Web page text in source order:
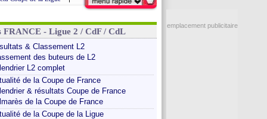
FRANCE - Ligue 2 / CdF / CdL
& Classement L2
des buteurs de L2
L2 complet
de la Coupe de France
& résultats Coupe de France
de la Coupe de France
de la Coupe de la Ligue
emplacement publicitaire